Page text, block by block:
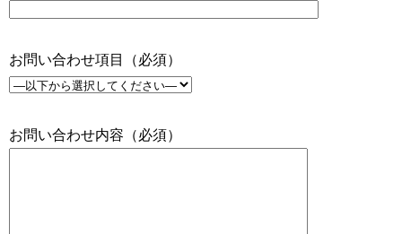
お問い合わせ項目 （必須）
お問い合わせ内容 （必須）